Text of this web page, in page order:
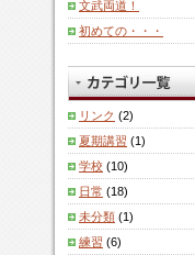
文武両道！
初めての・・・
リンク (2)
夏期講習 (1)
学校 (10)
日常 (18)
未分類 (1)
練習 (6)